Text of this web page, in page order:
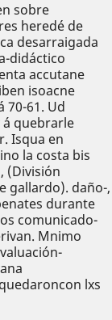
sobre
heredé de
desarraigada
didáctico
accutane
isoacne
70-61. Ud
á quebrarle
Isqua en
la costa bis
(División
gallardo). daño-,
durante
comunicado-
Mnimo
lxs